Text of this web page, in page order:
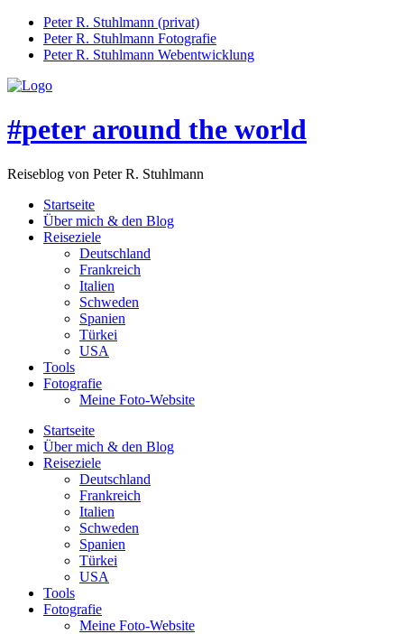
Peter R. Stuhlmann (privat)
Peter R. Stuhlmann Fotografie
Peter R. Stuhlmann Webentwicklung
#peter around the world
Reiseblog von Peter R. Stuhlmann
Startseite
Über mich & den Blog
Reiseziele
Deutschland
Frankreich
Italien
Schweden
Spanien
Türkei
USA
Tools
Fotografie
Meine Foto-Website
Startseite
Über mich & den Blog
Reiseziele
Deutschland
Frankreich
Italien
Schweden
Spanien
Türkei
USA
Tools
Fotografie
Meine Foto-Website